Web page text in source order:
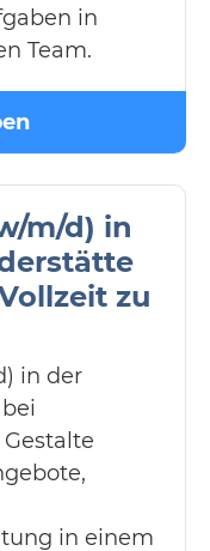
in
Team.
m/d) in
zu
in der
in einem